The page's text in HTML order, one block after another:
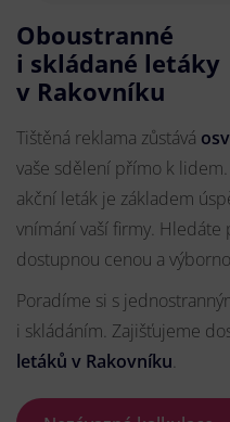
Oboustranné
i skládané letáky
v Rakovníku
Tištěná reklama zůstává
vaše sdělení přímo k
akční leták je základem
vnímání vaší firmy.
dostupnou cenou a
Poradíme si s
i skládáním. Zajišťujeme
letáků v Rakovníku.